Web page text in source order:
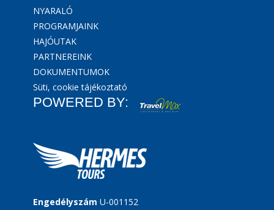
NYARALÓ
PROGRAMJAINK
HAJÓUTAK
PARTNEREINK
DOKUMENTUMOK
Süti, cookie tájékoztató
POWERED BY:
Engedélyszám U-001152